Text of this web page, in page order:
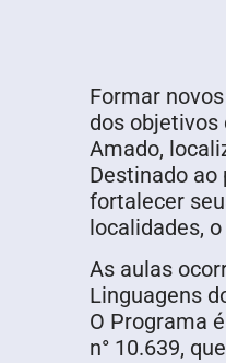
Formar
dos objetivos
Amado,
Destinado
fortalecer
localidades,
As aulas
Linguagens
O Programa
n° 10.639,